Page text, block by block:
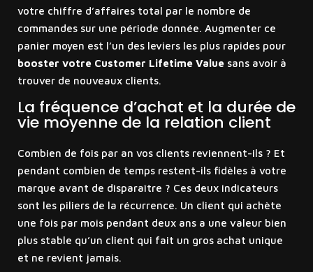
votre chiffre d’affaires total par le nombre de
commandes sur une période donnée. Augmenter ce
panier moyen est l’un des leviers les plus rapides pour
booster votre Customer Lifetime Valuesans avoir à
trouver de nouveaux clients.
La fréquence d’achat et la durée de
vie moyenne de la relation client
Combien de fois par an vos clients reviennent-ils ? Et
pendant combien de temps restent-ils fidèles à votre
marque avant de disparaître ? Ces deux indicateurs
sont les piliers de la récurrence. Un client qui achète
une fois par mois pendant deux ans a une valeur bien
plus stable qu’un client qui fait un gros achat unique
et ne revient jamais.